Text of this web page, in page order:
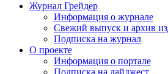
Журнал Грейдер
Информация о журнале
Свежий выпуск и архив
Подписка на журнал
О проекте
Информация о портале
Подписка на дайджест